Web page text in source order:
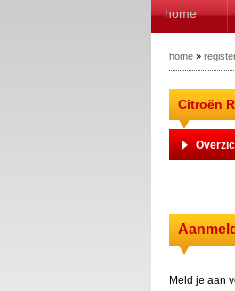
home
home»
Citroën
Meld je aan